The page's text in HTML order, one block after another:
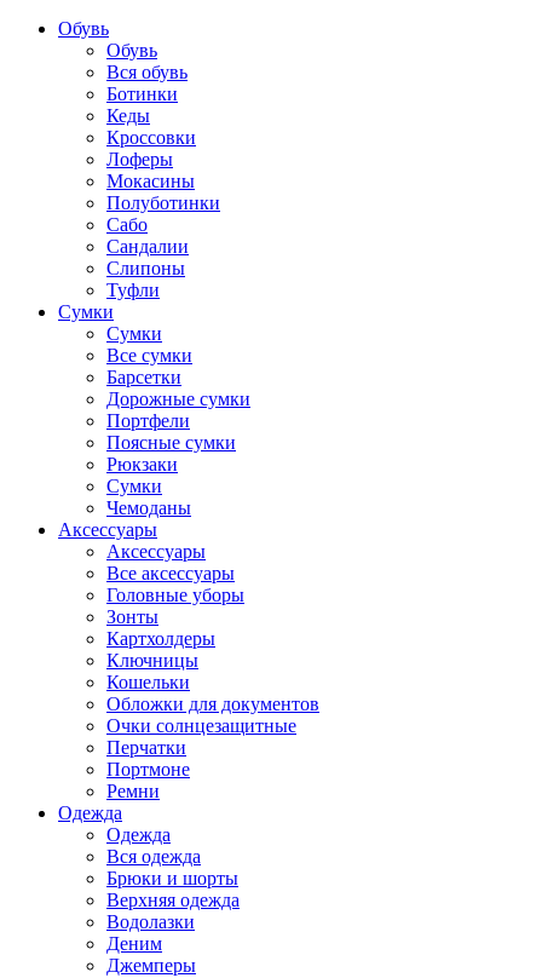
Обувь
Обувь
Вся обувь
Ботинки
Кеды
Кроссовки
Лоферы
Мокасины
Полуботинки
Сабо
Сандалии
Слипоны
Туфли
Сумки
Сумки
Все сумки
Барсетки
Дорожные сумки
Портфели
Поясные сумки
Рюкзаки
Сумки
Чемоданы
Аксессуары
Аксессуары
Все аксессуары
Головные уборы
Зонты
Картхолдеры
Ключницы
Кошельки
Обложки для документов
Очки солнцезащитные
Перчатки
Портмоне
Ремни
Одежда
Одежда
Вся одежда
Брюки и шорты
Верхняя одежда
Водолазки
Деним
Джемперы